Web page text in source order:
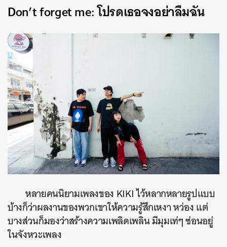
Don’t forget me: โปรดเธอจงอย่าลืมฉัน
หลายคนนิยามเพลงของ KIKI ไว้หลากหลายรูปแบบ
บ้างก็ว่าผลงานของพวกเขาให้ความรู้สึกเหงา หว่อง แต่
บางส่วนก็มองว่าสร้างความเพลิดเพลิน มีมุมเท่ๆ ซ่อนอยู่
ในจังหวะเพลง